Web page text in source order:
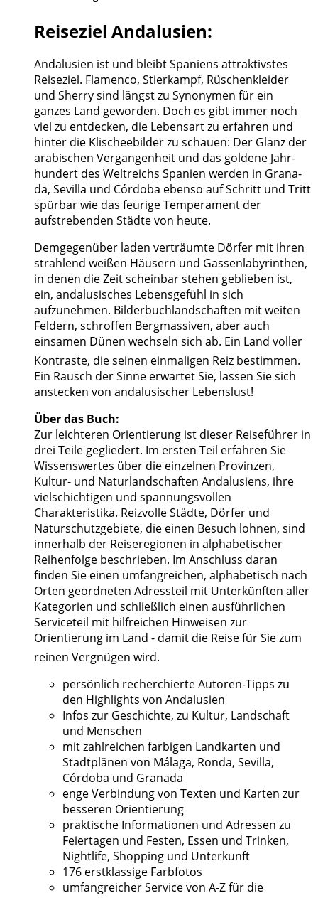
Reiseziel Andalusien:
Andalusien ist und bleibt Spaniens attraktivstes
Reiseziel. Flamenco, Stierkampf, Rüschenkleider
und Sherry sind längst zu Synonymen für ein
ganzes Land geworden. Doch es gibt immer noch
viel zu ent­decken, die Lebensart zu erfahren und
hinter die Klischeebilder zu schauen: Der Glanz der
arabischen Vergangenheit und das goldene Jahr­
hundert des Welt­reichs Spanien wer­den in Grana­
da, Sevilla und Córdoba ebenso auf Schritt und Tritt
spürbar wie das feurige Temperament der
aufstrebenden Städte von heute.
Demgegenüber laden verträumte Dörfer mit ihren
strahlend weißen Häusern und Gassenlabyrinthen,
in denen die Zeit scheinbar stehen geblieben ist,
ein, andalusisches Lebensgefühl in sich
aufzunehmen. Bilderbuchlandschaften mit weiten
Feldern, schroffen Bergmassiven, aber auch
einsamen Dünen wechseln sich ab. Ein Land voller
Kontraste, die seinen einmaligen Reiz bestimmen.
Ein Rausch der Sinne er­wartet Sie, lassen Sie sich
anstecken von andalusischer Lebenslust!
Über das Buch:
Zur leichteren Orientierung ist dieser Reiseführer in
drei Teile gegliedert. Im ersten Teil er­fahren Sie
Wissenswertes über die einzelnen Provinzen,
Kultur- und Na­tur­land­schaf­ten Andalusiens, ihre
vielschichtigen und spannungsvollen
Charakteristika. Reizvolle Städte, Dörfer und
Naturschutzgebiete, die einen Besuch lohnen, sind
innerhalb der Reiseregionen in alphabetischer
Reihenfolge beschrieben. Im Anschluss daran
finden Sie einen umfangreichen, alphabetisch nach
Orten ge­ord­neten Adressteil mit Unterkünften aller
Kategorien und schließlich einen aus­führ­lichen
Serviceteil mit hilfreichen Hinweisen zur
Orientierung im Land - damit die Rei­se für Sie zum
reinen Vergnügen wird.
persönlich recherchierte Autoren-Tipps zu
den Highlights von Andalusien
Infos zur Geschichte, zu Kultur, Land­schaft
und Menschen
mit zahlreichen farbigen Landkarten und
Stadtplänen von Málaga, Ronda, Sevilla,
Córdoba und Granada
enge Verbindung von Texten und Karten zur
besseren Orientierung
praktische Informationen und Adressen zu
Feiertagen und Festen, Essen und Trinken,
Nightlife, Shopping und Unterkunft
176 erstklassige Farbfotos
umfangreicher Service von A-Z für die